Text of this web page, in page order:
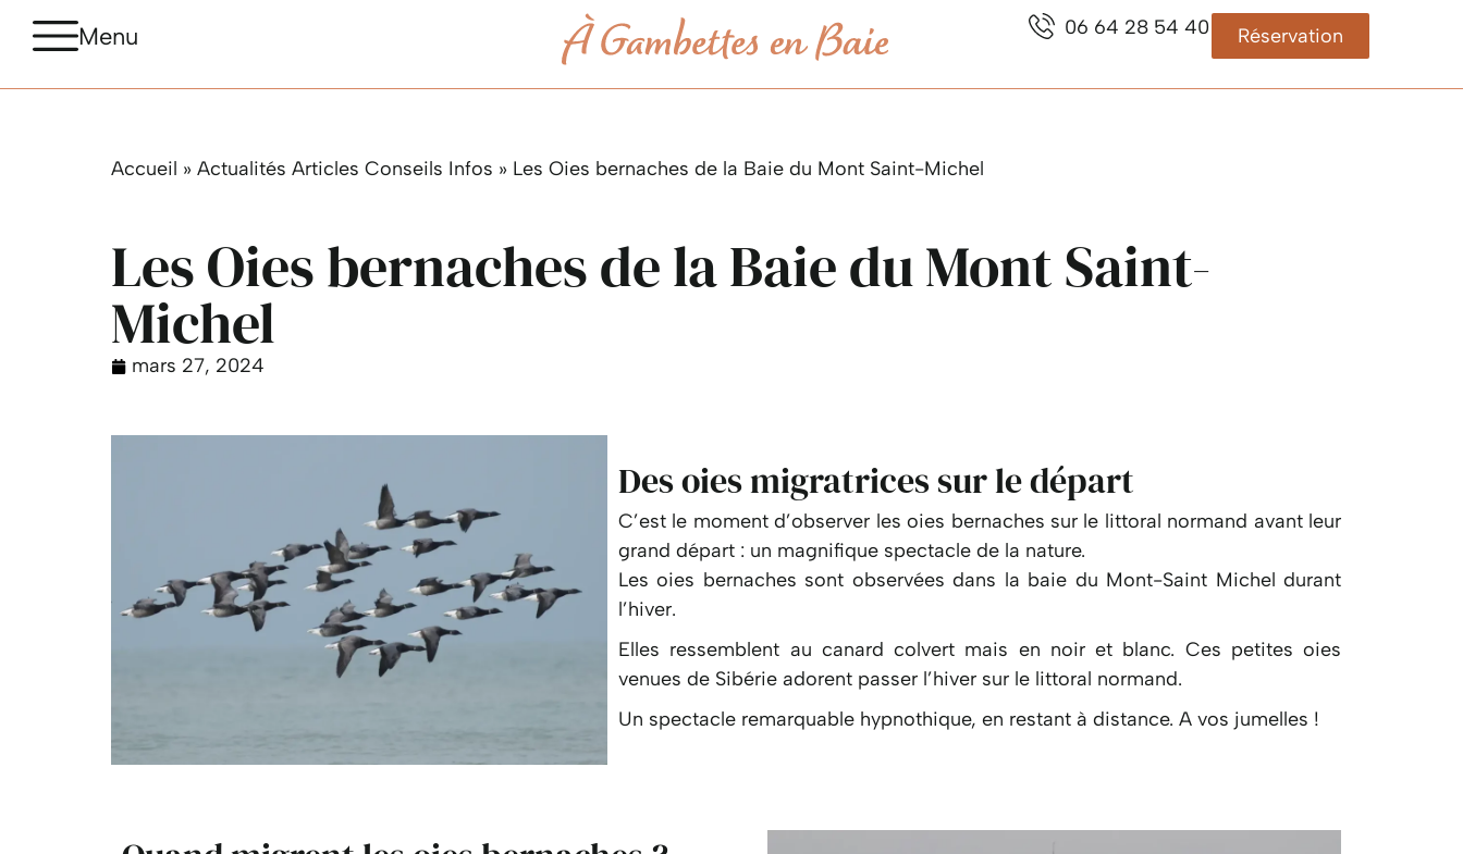
Menu 06 64 28 54 40 Réservation
Accueil » Actualités Articles Conseils Infos » Les Oies bernaches de la Baie du Mont Saint-Michel
Les Oies bernaches de la Baie du Mont Saint-
Michel
mars 27, 2024
Des oies migratrices sur le départ
C’est le moment d’observer les oies bernaches sur le littoral normand avant leur
grand départ : un magnifique spectacle de la nature.
Lesoies bernaches sont observées dans la baie du Mont-Saint Michel durant
l’hiver.
Elles ressemblent au canard colvert mais en noir et blanc. Ces petites oies
venues de Sibérie adorent passer l’hiver sur le littoral normand.
Un spectacle remarquable hypnothique, en restant à distance. A vos jumelles !